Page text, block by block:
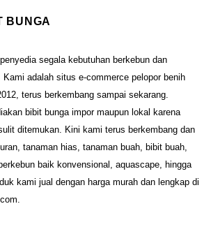
BUNGA
segala kebutuhan berkebun dan
adalah situs e-commerce pelopor benih
terus berkembang sampai sekarang.
bibit bunga impor maupun lokal karena
ditemukan. Kini kami terus berkembang dan
tanaman hias, tanaman buah, bibit buah,
baik konvensional, aquascape, hingga
kami jual dengan harga murah dan lengkap di